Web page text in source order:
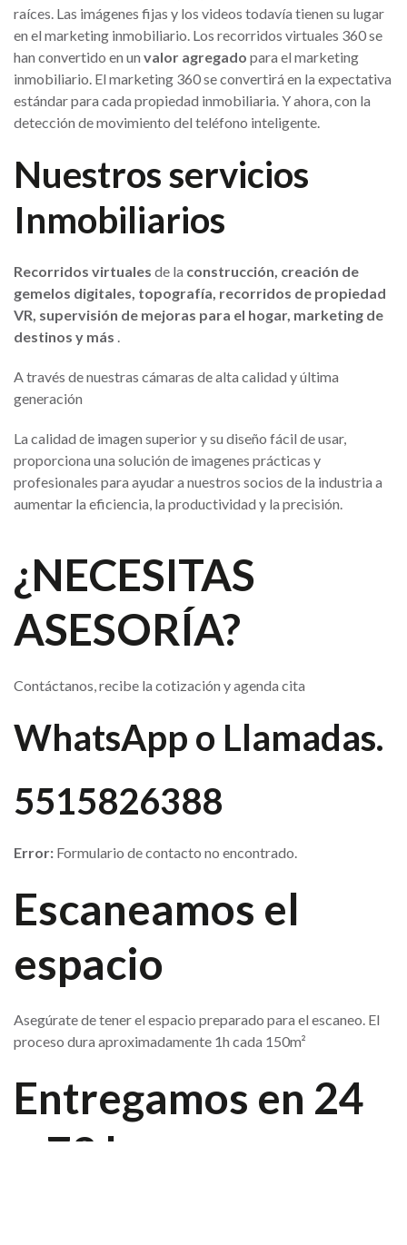
raíces. Las imágenes fijas y los videos todavía tienen su lugar
en el marketing inmobiliario. Los recorridos virtuales 360 se
han convertido en un valor agregado para el marketing
inmobiliario. El marketing 360 se convertirá en la expectativa
estándar para cada propiedad inmobiliaria. Y ahora, con la
detección de movimiento del teléfono inteligente.
Nuestros servicios
Inmobiliarios
Recorridos virtuales de la construcción, creación de
gemelos digitales, topografía, recorridos de propiedad
VR, supervisión de mejoras para el hogar, marketing de
destinos y más .
A través de nuestras cámaras de alta calidad y última
generación
La calidad de imagen superior y su diseño fácil de usar,
proporciona una solución de imagenes prácticas y
profesionales para ayudar a nuestros socios de la industria a
aumentar la eficiencia, la productividad y la precisión.
¿NECESITAS
ASESORÍA?
Contáctanos, recibe la cotización y agenda cita
WhatsApp o Llamadas.
5515826388
Error: Formulario de contacto no encontrado.
Escaneamos el
espacio
Asegúrate de tener el espacio preparado para el escaneo. El
proceso dura aproximadamente 1h cada 150m²
Entregamos en 24
– 72 h